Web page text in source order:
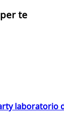
te
laboratorio